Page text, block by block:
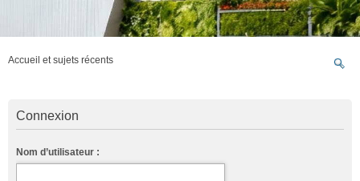
Accueil et sujets récents
Connexion
Nom d’utilisateur :